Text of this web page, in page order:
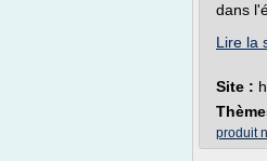
dans
Lire la
Site :
produit